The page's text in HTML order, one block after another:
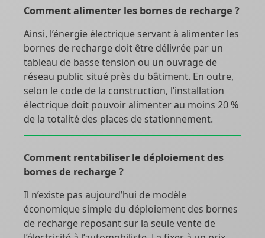
Comment alimenter les bornes de recharge ?
Ainsi, l’énergie électrique servant à alimenter les
bornes de recharge doit être délivrée par un
tableau de basse tension ou un ouvrage de
réseau public situé près du bâtiment. En outre,
selon le code de la construction, l’installation
électrique doit pouvoir alimenter au moins 20 %
de la totalité des places de stationnement.
Comment rentabiliser le déploiement des
bornes de recharge ?
Il n’existe pas aujourd’hui de modèle
économique simple du déploiement des bornes
de recharge reposant sur la seule vente de